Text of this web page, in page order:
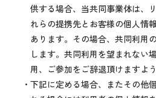
供する場合、当共同事業体は、
れらの提携先とお客様の個人情
あります。その場合、共同利用
します。共同利用を望まれない
用、ご参加をご辞退頂けますよ
・下記に定める場合、またその他